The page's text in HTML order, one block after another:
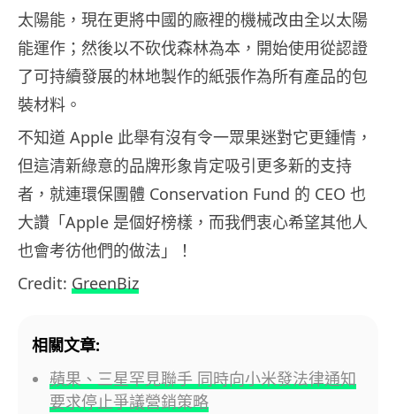
太陽能，現在更將中國的廠裡的機械改由全以太陽
能運作；然後以不砍伐森林為本，開始使用從認證
了可持續發展的林地製作的紙張作為所有產品的包
裝材料。
不知道 Apple 此舉有沒有令一眾果迷對它更鍾情，
但這清新綠意的品牌形象肯定吸引更多新的支持
者，就連環保團體 Conservation Fund 的 CEO 也
大讚「Apple 是個好榜樣，而我們衷心希望其他人
也會考彷他們的做法」！
Credit: GreenBiz
相關文章:
蘋果、三星罕見聯手 同時向小米發法律通知
要求停止爭議營銷策略